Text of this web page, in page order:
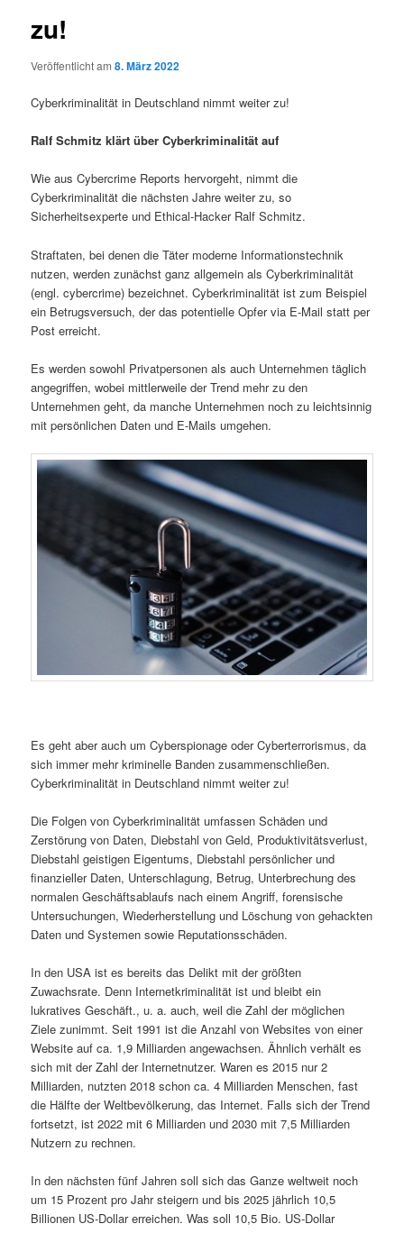
zu!
Veröffentlicht am8. März 2022
Cyberkriminalität in Deutschland nimmt weiter zu!
Ralf Schmitz klärt über Cyberkriminalität auf
Wie aus Cybercrime Reports hervorgeht, nimmt die
Cyberkriminalität die nächsten Jahre weiter zu, so
Sicherheitsexperte und Ethical-Hacker Ralf Schmitz.
Straftaten, bei denen die Täter moderne Informationstechnik
nutzen, werden zunächst ganz allgemein als Cyberkriminalität
(engl. cybercrime) bezeichnet. Cyberkriminalität ist zum Beispiel
ein Betrugsversuch, der das potentielle Opfer via E-Mail statt per
Post erreicht.
Es werden sowohl Privatpersonen als auch Unternehmen täglich
angegriffen, wobei mittlerweile der Trend mehr zu den
Unternehmen geht, da manche Unternehmen noch zu leichtsinnig
mit persönlichen Daten und E-Mails umgehen.
Es geht aber auch um Cyberspionage oder Cyberterrorismus, da
sich immer mehr kriminelle Banden zusammenschließen.
Cyberkriminalität in Deutschland nimmt weiter zu!
Die Folgen von Cyberkriminalität umfassen Schäden und
Zerstörung von Daten, Diebstahl von Geld, Produktivitätsverlust,
Diebstahl geistigen Eigentums, Diebstahl persönlicher und
finanzieller Daten, Unterschlagung, Betrug, Unterbrechung des
normalen Geschäftsablaufs nach einem Angriff, forensische
Untersuchungen, Wiederherstellung und Löschung von gehackten
Daten und Systemen sowie Reputationsschäden.
In den USA ist es bereits das Delikt mit der größten
Zuwachsrate. Denn Internetkriminalität ist und bleibt ein
lukratives Geschäft., u. a. auch, weil die Zahl der möglichen
Ziele zunimmt. Seit 1991 ist die Anzahl von Websites von einer
Website auf ca. 1,9 Milliarden angewachsen. Ähnlich verhält es
sich mit der Zahl der Internetnutzer. Waren es 2015 nur 2
Milliarden, nutzten 2018 schon ca. 4 Milliarden Menschen, fast
die Hälfte der Weltbevölkerung, das Internet. Falls sich der Trend
fortsetzt, ist 2022 mit 6 Milliarden und 2030 mit 7,5 Milliarden
Nutzern zu rechnen.
In den nächsten fünf Jahren soll sich das Ganze weltweit noch
um 15 Prozent pro Jahr steigern und bis 2025 jährlich 10,5
Billionen US-Dollar erreichen. Was soll 10,5 Bio. US-Dollar